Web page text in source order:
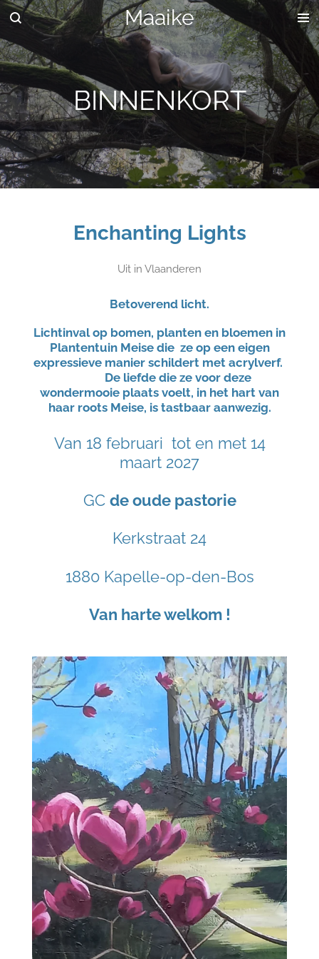
Ga
direct
naar
de
hoofdinhoud
Maaike
BINNENKORT
Enchanting Lights
Uit in Vlaanderen
Betoverend licht.
Lichtinval op bomen, planten en bloemen in
Plantentuin Meise die ze op een eigen
expressieve manier schildert met acrylverf.
De liefde die ze voor deze
wondermooie plaats voelt, in het hart van
haar roots Meise, is tastbaar aanwezig.
Van 18 februari tot en met 14
maart 2027
GC de oude pastorie
Kerkstraat 24
1880 Kapelle-op-den-Bos
Van harte welkom !